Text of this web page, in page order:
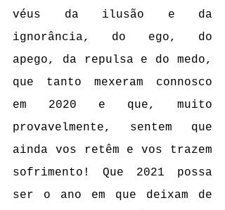
véus da ilusão e da
ignorância, do ego, do
apego, da repulsa e do medo,
que tanto mexeram connosco
em 2020 e que, muito
provavelmente, sentem que
ainda vos retêm e vos trazem
sofrimento! Que 2021 possa
ser o ano em que deixam de